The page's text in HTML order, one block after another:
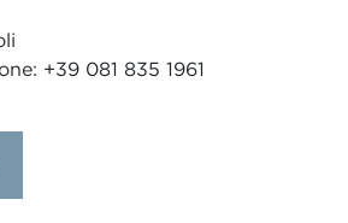
+39 081 835 1961